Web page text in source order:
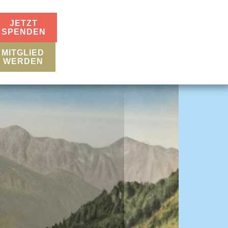
JETZT
SPENDEN
MITGLIED
WERDEN